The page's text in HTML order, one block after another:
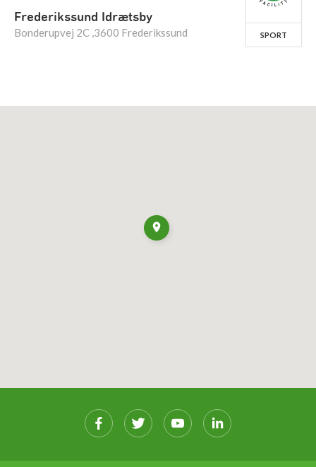
Frederikssund Idrætsby
Bonderupvej 2C ,3600 Frederikssund SPORT